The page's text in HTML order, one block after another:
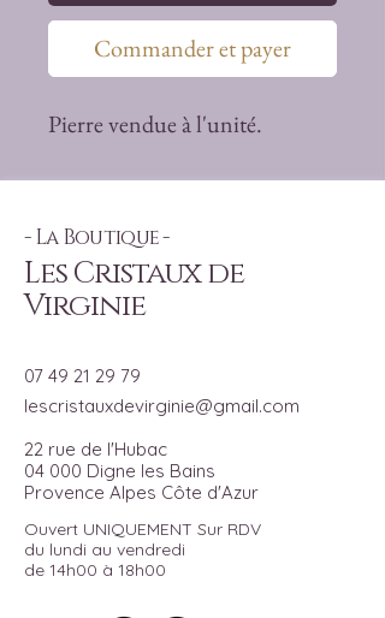
Commander et payer
Pierre vendue à l'unité.
- La Boutique -
Les Cristaux de
Virginie
07 49 21 29 79
lescristauxdevirginie@gmail.com
22 rue de l'Hubac
04 000 Digne les Bains
Provence Alpes Côte d'Azur
Ouvert UNIQUEMENT Sur RDV
du lundi au vendredi
de 14h00 à 18h00